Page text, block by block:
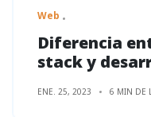
Web
Diferencia
stack y
ENE. 25, 2023 6 MIN DE